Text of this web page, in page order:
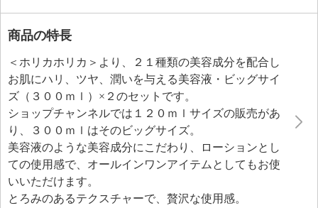
商品の特長
＜ホリカホリカ＞より、２１種類の美容成分を配合し
お肌にハリ、ツヤ、潤いを与える美容液・ビッグサイ
ズ（３００ｍｌ）×２のセットです。
ショップチャンネルでは１２０ｍｌサイズの販売があ
り、３００ｍｌはそのビッグサイズ。
美容液のような美容成分にこだわり、ローションとし
ての使用感で、オールインワンアイテムとしてもお使
いいただけます。
とろみのあるテクスチャーで、贅沢な使用感。